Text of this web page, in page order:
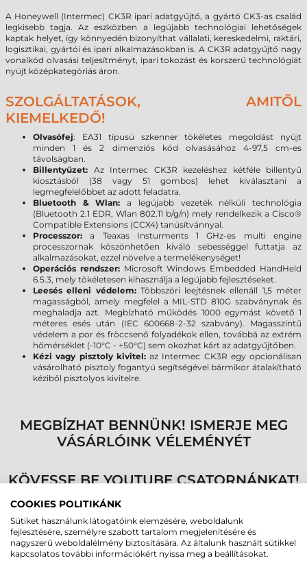
A Honeywell (Intermec) CK3R ipari adatgyűjtő, a gyártó CK3-as család
legkisebb tagja. Az eszközben a legújabb technológiai lehetőségek
kaptak helyet, így könnyedén bizonyíthat vállalati, kereskedelmi, raktári,
logisztikai, gyártói és ipari alkalmazásokban is. A CK3R adatgyűjtő nagy
vonalkód olvasási teljesítményt, ipari tokozást és korszerű technológiát
nyújt középkategóriás áron.
SZOLGÁLTATÁSOK, AMITŐL
KIEMELKEDŐ!
Olvasófej: EA31 típusú szkenner tökéletes megoldást nyújt
minden 1 és 2 dimenziós kód olvasásához 4-97,5 cm-es
távolságban.
Billentyűzet: Az Intermec CK3R kezeléshez kétféle billentyű
kiosztásból (38 vagy 51 gombos) lehet kiválasztani a
legmegfelelőbbet az adott feladatra.
Bluetooth & Wlan:a legújabb vezeték nélküli technológia
(Bluetooth 2.1 EDR, Wlan 802.11 b/g/n) mely rendelkezik a Cisco®
Compatible Extensions (CCX4) tanúsítvánnyal.
Processzor:a Teaxas Insturments 1 GHz-es multi engine
processzornak köszönhetően kiváló sebességgel futtatja az
alkalmazásokat, ezzel növelve a termelékenységet!
Operációs rendszer: Microsoft Windows Embedded HandHeld
6.5.3, mely tökéletesen kihasználja a legújabb fejlesztéseket.
Leesés elleni védelem:Többszöri leejtésnek ellenáll 1,5 méter
magasságból, amely megfelel a MIL-STD 810G szabványnak és
meghaladja azt. Megbízható működés 1000 egymást követő 1
méteres esés után (IEC 600668-2-32 szabvány). Magasszintű
védelem a por és fröccsenő folyadékok ellen, továbbá az extrém
hőmérséklet (-10°C - +50°C) sem okozhat kárt az adatgyűjtőben.
Kézi vagy pisztoly kivitel: az Intermec CK3R egy opcionálisan
vásárolható pisztoly fogantyú segítségével bármikor átalakítható
kéziből pisztolyos kivitelre.
MEGBÍZHAT BENNÜNK! ISMERJE MEG
VÁSÁRLÓINK VÉLEMÉNYÉT
KÖVESSE BE YOUTUBE CSATORNÁNKAT!
LEGUTÓBB MEGTEKINTETT TERMÉKEK
COOKIES POLITIKÁNK
Sütiket használunk látogatóink elemzésére, weboldalunk
fejlesztésére, személyre szabott tartalom megjelenítésére és
nagyszerű weboldalélmény biztosítására. Az általunk használt sütikkel
kapcsolatos további információkért nyissa meg a beállításokat.